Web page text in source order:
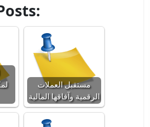
مستقبل العملات
الرقمية وآفاقها المالية